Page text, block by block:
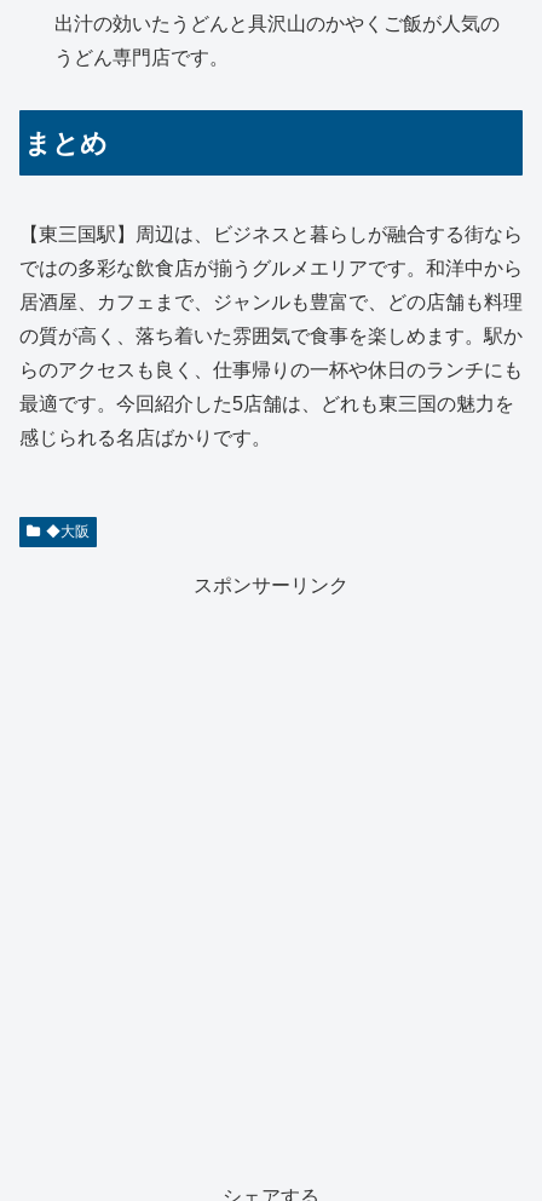
出汁の効いたうどんと具沢山のかやくご飯が人気の
うどん専門店です。
まとめ
【東三国駅】周辺は、ビジネスと暮らしが融合する街なら
ではの多彩な飲食店が揃うグルメエリアです。和洋中から
居酒屋、カフェまで、ジャンルも豊富で、どの店舗も料理
の質が高く、落ち着いた雰囲気で食事を楽しめます。駅か
らのアクセスも良く、仕事帰りの一杯や休日のランチにも
最適です。今回紹介した5店舗は、どれも東三国の魅力を
感じられる名店ばかりです。
◆大阪
スポンサーリンク
シェアする